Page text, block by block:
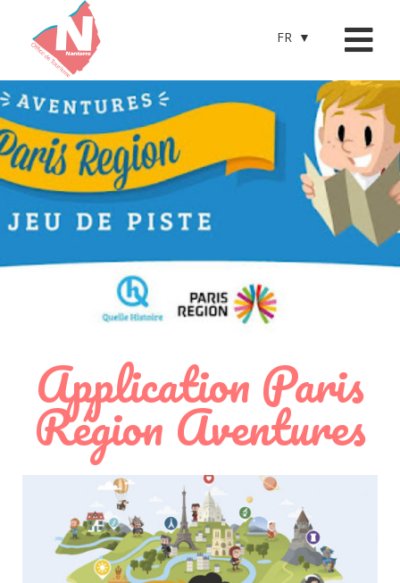
FR
Application Paris
Région Aventures